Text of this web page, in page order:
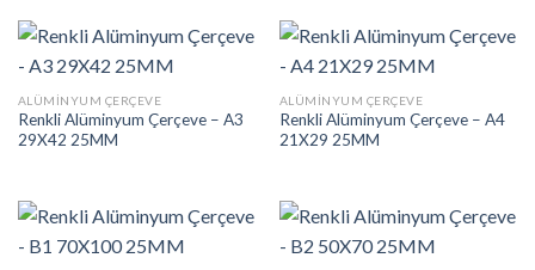
ALÜMINYUM ÇERÇEVE
Renkli Alüminyum Çerçeve – A3
29X42 25MM
ALÜMINYUM ÇERÇEVE
Renkli Alüminyum Çerçeve – A4
21X29 25MM